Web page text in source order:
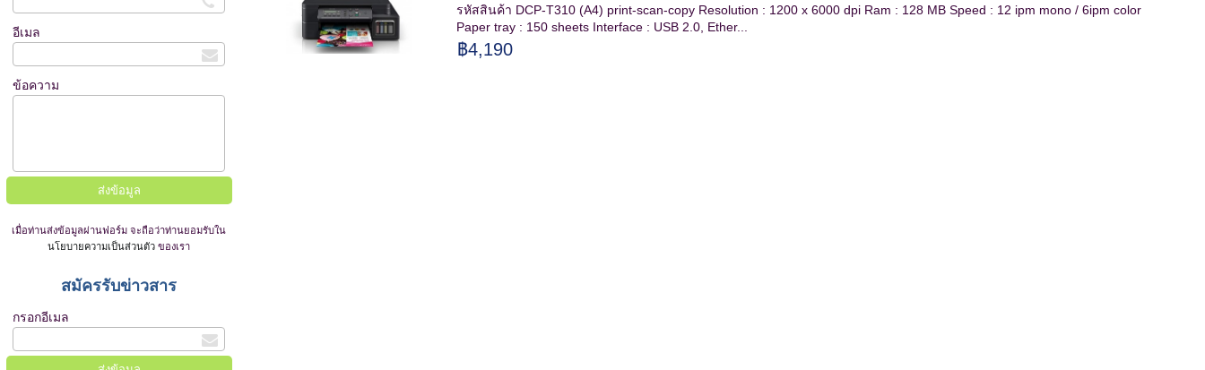
อีเมล
ข้อความ
เมื่อท่านส่งข้อมูลผ่านฟอร์ม จะถือว่าท่านยอมรับใน
นโยบายความเป็นส่วนตัวของเรา
สมัครรับข่าวสาร
กรอกอีเมล
รหัสสินค้า DCP-T310 (A4) print-scan-copy Resolution : 1200 x 6000 dpi Ram : 128 MB Speed : 12 ipm mono / 6ipm color
Paper tray : 150 sheets Interface : USB 2.0, Ether...
฿4,190